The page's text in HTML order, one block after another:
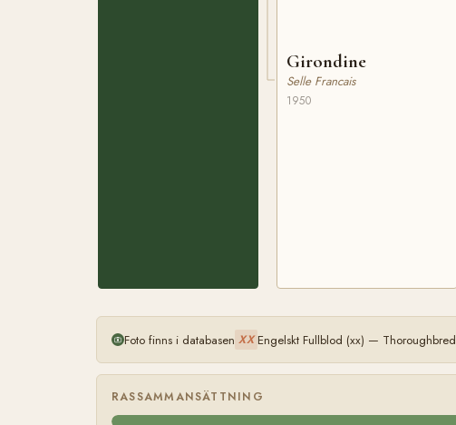
Girondine
Selle Francais
1950
Foto finns i databasen XX Engelskt Fullblod (xx) — Thoroughbred
RASSAMMANSÄTTNING